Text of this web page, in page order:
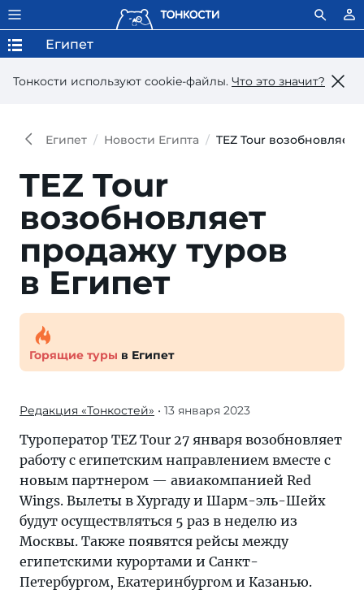
Тонкости используют сookie-файлы. Что это значит?
Египет
Египет Новости Египта TEZ Tour возобновляет
TEZ Tour
возобновляет
продажу туров
в Египет
Горящие туры в Египет
Редакция «Тонкостей» • 13 января 2023
Туроператор TEZ Tour 27 января возобновляет
работу с египетским направлением вместе с
новым партнером — авиакомпанией Red
Wings. Вылеты в Хургаду и Шарм-эль-Шейх
будут осуществляться 5 раз в неделю из
Москвы. Также появятся рейсы между
египетскими курортами и Санкт-
Петербургом, Екатеринбургом и Казанью.